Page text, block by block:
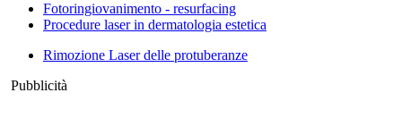
Fotoringiovanimento - resurfacing
Procedure laser in dermatologia estetica
Rimozione Laser delle protuberanze
Pubblicità